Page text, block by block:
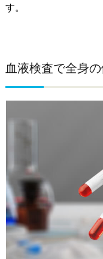
す。
血液検査で全身